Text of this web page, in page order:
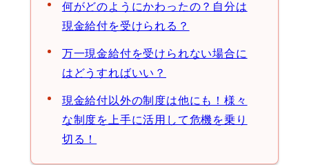
何がどのようにかわったの？自分は
現金給付を受けられる？
万一現金給付を受けられない場合に
はどうすればいい？
現金給付以外の制度は他にも！様々
な制度を上手に活用して危機を乗り
切る！